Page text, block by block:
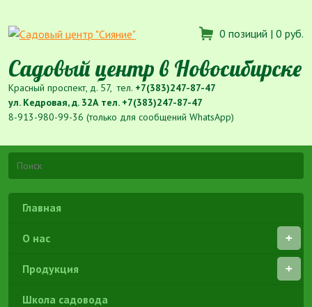
0 позиций | 0 руб.
Садовый центр в Новосибирске
Красный проспект, д. 57, тел. +7(383)247-87-47
ул. Кедровая, д. 32А тел. +7(383)247-87-47
8-913-980-99-36 (только для сообщений WhatsApp)
Главная
О нас
Продукция
Школа садовода